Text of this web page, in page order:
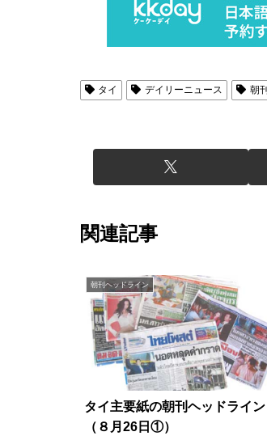
タイ デイリーニュース 朝
関連記事
朝刊ヘッドライン
タイ主要紙の朝刊ヘッドライン
（８月26日①）